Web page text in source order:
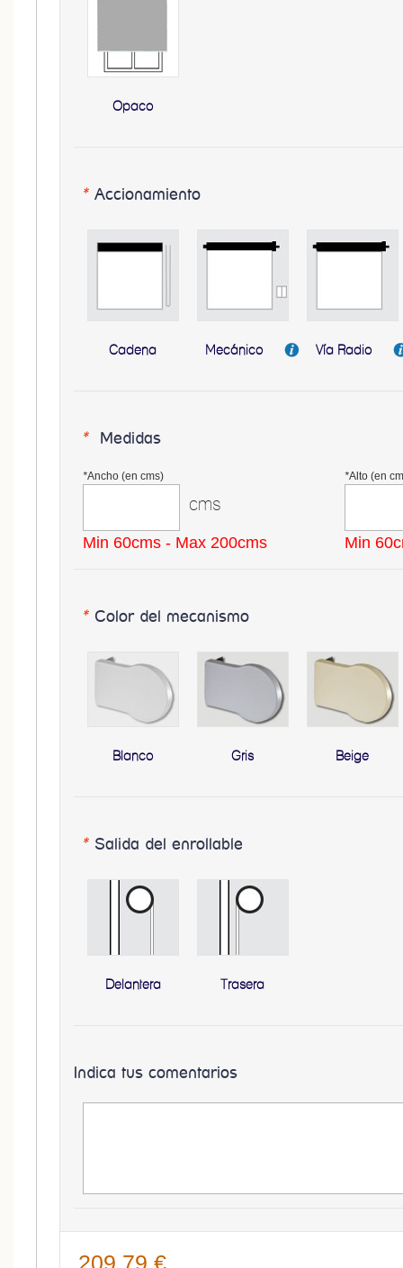
Opaco
* Accionamiento
Cadena Mecánico Vía Radio
* Medidas
*Ancho (en cms)
cms
Min 60cms - Max 200cms
*Alto (en
Min
* Color del mecanismo
Blanco Gris Beige
* Salida del enrollable
Delantera Trasera
Indica tus comentarios
209,79 €